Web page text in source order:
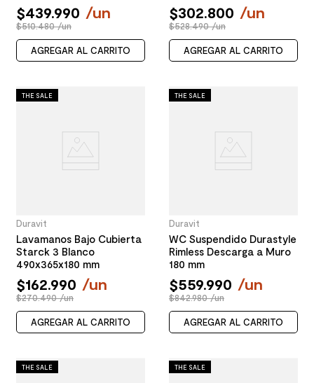
$439.990 /un
$510.480 /un
AGREGAR AL CARRITO
$302.800 /un
$528.490 /un
AGREGAR AL CARRITO
THE SALE
Duravit
Lavamanos Bajo Cubierta
Starck 3 Blanco
490x365x180 mm
$162.990 /un
$270.490 /un
AGREGAR AL CARRITO
THE SALE
Duravit
WC Suspendido Durastyle
Rimless Descarga a Muro
180 mm
$559.990 /un
$842.980 /un
AGREGAR AL CARRITO
THE SALE THE SALE